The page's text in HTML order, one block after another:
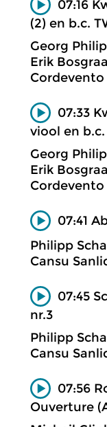
07:16
(2) en b.c.
Georg
Erik
Cordevento
07:33
viool en b.c.
Georg
Erik
Cordevento
07:41
Philipp
Cansu
07:45
nr.3
Philipp
Cansu
07:56
Ouverture